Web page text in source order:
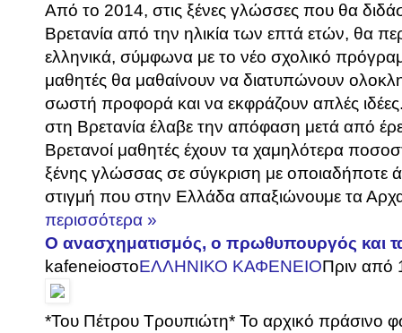
Από το 2014, στις ξένες γλώσσες που θα
Βρετανία από την ηλικία των επτά ετών, θα
ελληνικά, σύμφωνα με το νέο σχολικό
μαθητές θα μαθαίνουν να διατυπώνουν
σωστή προφορά και να εκφράζουν απλές
στη Βρετανία έλαβε την απόφαση μετά από
Βρετανοί μαθητές έχουν τα χαμηλότερα
ξένης γλώσσας σε σύγκριση με οποιαδήποτε
στιγμή που στην Ελλάδα απαξιώνουμε τα
περισσότερα »
Ο ανασχηματισμός, ο πρωθυπουργός και
kafeneioστοΕΛΛΗΝΙΚΟ ΚΑΦΕΝΕΙΟΠριν από
*Του Πέτρου Τρουπιώτη* Το αρχικό πράσινο